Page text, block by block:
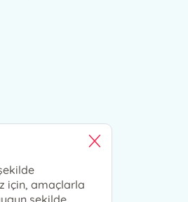
için, amaçlarla
şekilde